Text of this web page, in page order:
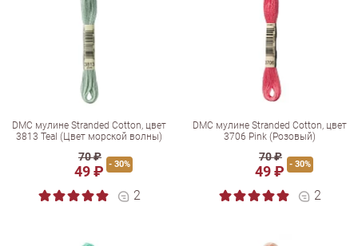
DMC мулине Stranded Cotton, цвет
3813 Teal (Цвет морской волны)
70 ₽
49 ₽ - 30%
2
DMC мулине Stranded Cotton, цвет
3706 Pink (Розовый)
70 ₽
49 ₽ - 30%
2